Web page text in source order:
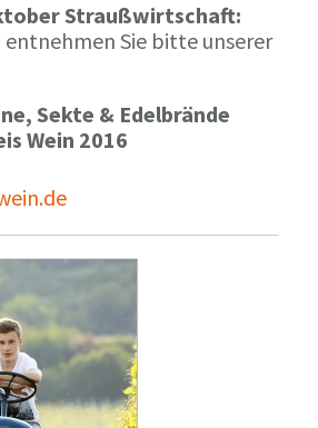
Straußwirtschaft:
Sie bitte unserer
Sekte & Edelbrände
Wein 2016